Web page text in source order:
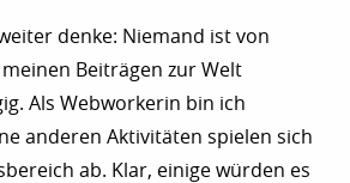
denke: Niemand ist von
Beiträgen zur Welt
Als Webworkerin bin ich
anderen Aktivitäten spielen sich
ab. Klar, einige würden es